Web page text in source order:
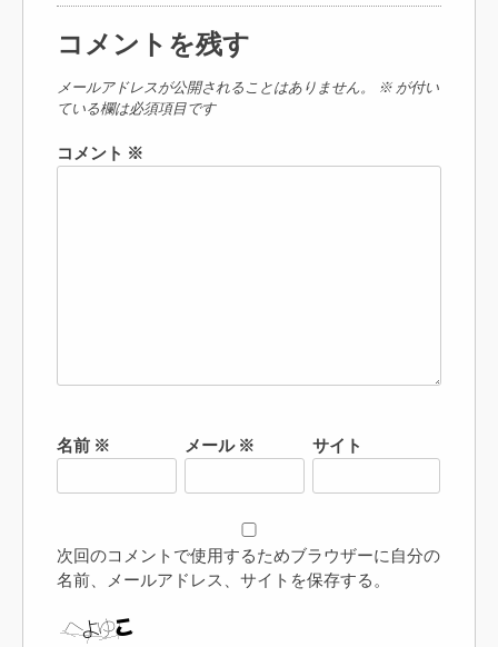
コメントを残す
メールアドレスが公開されることはありません。 ※ が付い
ている欄は必須項目です
コメント ※
名前 ※ メール ※ サイト
次回のコメントで使用するためブラウザーに自分の
名前、メールアドレス、サイトを保存する。